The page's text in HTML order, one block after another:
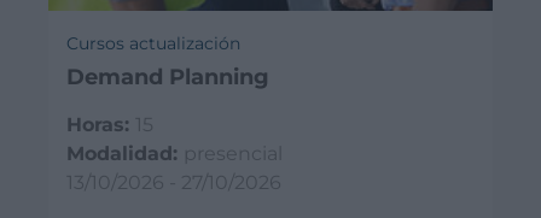
Cursos actualización
Demand Planning
Horas: 15
Modalidad: presencial
13/10/2026 - 27/10/2026